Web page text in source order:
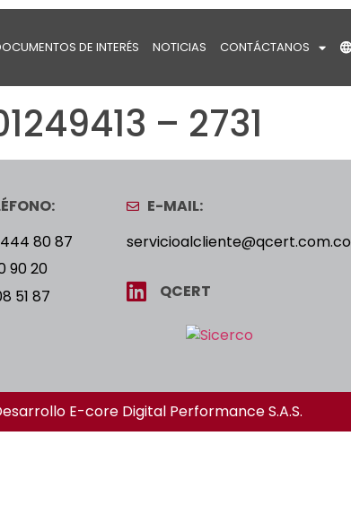
DE INTERÉS NOTICIAS CONTÁCTANOS
– 2731
80 87
90 20
51 87
E-MAIL:
servicioalcliente@qcert.com.co
QCERT
E-core Digital Performance S.A.S.